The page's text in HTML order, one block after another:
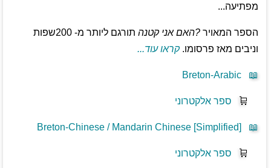
מפתיעה...
הספר המאויר?האם אני קטנה
תורגם ליותר מ- 200שפות
וניבים מאז פרסומו.קראו עוד...
📖
Breton-Arabic
🛒 ספר אלקטרוני
📖
Breton-Chinese / Mandarin Chinese [Simplified]
🛒 ספר אלקטרוני